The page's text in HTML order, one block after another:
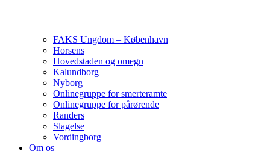
FAKS Ungdom – København
Horsens
Hovedstaden og omegn
Kalundborg
Nyborg
Onlinegruppe for smerteramte
Onlinegruppe for pårørende
Randers
Slagelse
Vordingborg
Om os